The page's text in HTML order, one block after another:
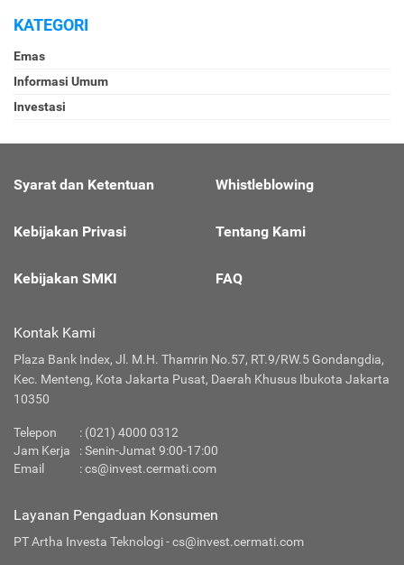
KATEGORI
Emas
Informasi Umum
Investasi
Syarat dan Ketentuan
Kebijakan Privasi
Kebijakan SMKI
Whistleblowing
Tentang Kami
FAQ
Kontak Kami
Plaza Bank Index, Jl. M.H. Thamrin No.57, RT.9/RW.5 Gondangdia,
Kec. Menteng, Kota Jakarta Pusat, Daerah Khusus Ibukota Jakarta
10350
Telepon : (021) 4000 0312
Jam Kerja
: Senin-Jumat 9:00-17:00
Email
:cs@invest.cermati.com
Layanan Pengaduan Konsumen
PT Artha Investa Teknologi -cs@invest.cermati.com